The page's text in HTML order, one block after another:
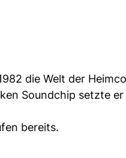
die Welt der
Soundchip setzte er
bereits.